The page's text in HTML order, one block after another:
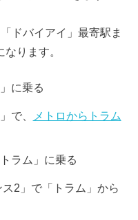
「ドバイアイ」最寄駅ま
ります。
に乗る
で、
メトロからトラム
ラム」に乗る
ス2」で「トラム」から